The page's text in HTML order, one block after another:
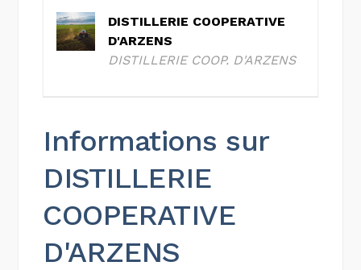
DISTILLERIE COOPERATIVE
D'ARZENS
DISTILLERIE COOP. D'ARZENS
Informations sur
DISTILLERIE
COOPERATIVE
D'ARZENS